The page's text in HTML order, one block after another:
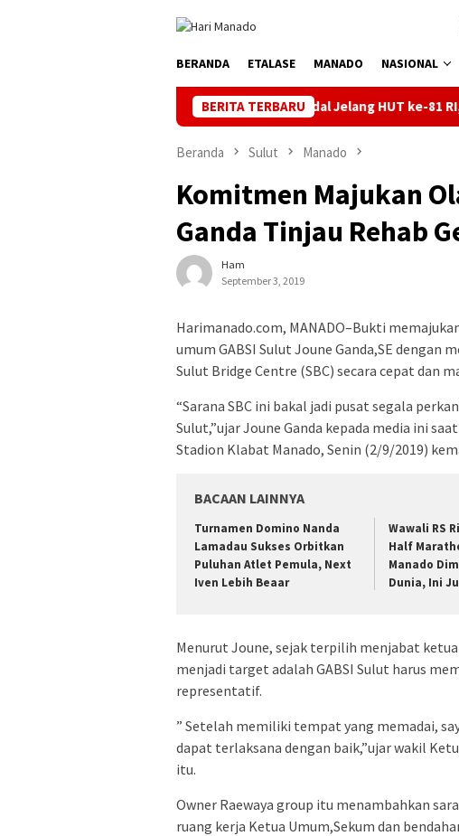
BERANDA ETALASE MANADO NASIONAL
BERITA TERBARU
Jaga Listrik Andal Jelang HUT ke-81 RI, PLN UP3
Beranda Sulut Manado
Komitmen Majukan
Ganda Tinjau Rehab
Ham
September 3, 2019
Harimanado.com, MANADO–Bukti
umum GABSI Sulut Joune Ganda,SE dengan
Sulut Bridge Centre (SBC) secara cepat dan
“Sarana SBC ini bakal jadi pusat segala
Sulut,”ujar Joune Ganda kepada media ini
Stadion Klabat Manado, Senin (2/9/2019)
BACAAN LAINNYA
Turnamen Domino Nanda
Lamadau Sukses Orbitkan
Puluhan Atlet Pemula, Next
Iven Lebih Beaar
Wawali RS
Half
Manado
Dunia, Ini
Menurut Joune, sejak terpilih menjabat
menjadi target adalah GABSI Sulut harus
representatif.
” Setelah memiliki tempat yang memadai,
dapat terlaksana dengan baik,”ujar wakil
itu.
Owner Raewaya group itu menambahkan
ruang kerja Ketua Umum,Sekum dan